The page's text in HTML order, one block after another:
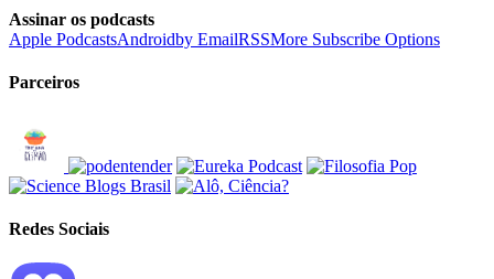
Assinar os podcasts
Apple PodcastsAndroidby EmailRSSMore Subscribe Options
Parceiros
Redes Sociais